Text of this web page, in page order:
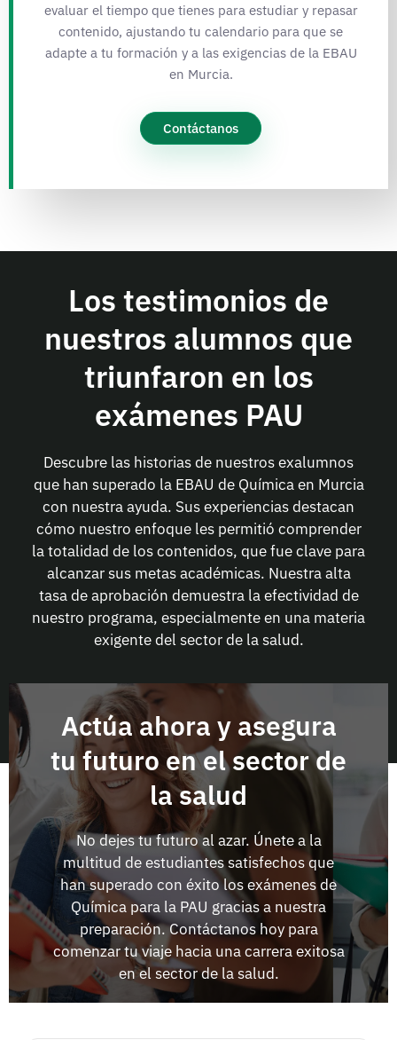
evaluar el tiempo que tienes para estudiar y repasar
contenido, ajustando tu calendario para que se
adapte a tu formación y a las exigencias de la EBAU
en Murcia.
Contáctanos
Los testimonios de
nuestros alumnos que
triunfaron en los
exámenes PAU
Descubre las historias de nuestros exalumnos
que han superado la EBAU de Química en Murcia
con nuestra ayuda. Sus experiencias destacan
cómo nuestro enfoque les permitió comprender
la totalidad de los contenidos, que fue clave para
alcanzar sus metas académicas. Nuestra alta
tasa de aprobación demuestra la efectividad de
nuestro programa, especialmente en una materia
exigente del sector de la salud.
Actúa ahora y asegura
tu futuro en el sector de
la salud
No dejes tu futuro al azar. Únete a la
multitud de estudiantes satisfechos que
han superado con éxito los exámenes de
Química para la PAU gracias a nuestra
preparación. Contáctanos hoy para
comenzar tu viaje hacia una carrera exitosa
en el sector de la salud.